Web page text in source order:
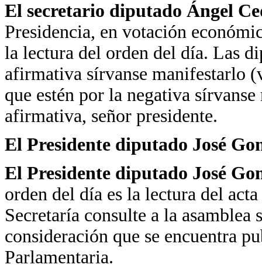
El secretario diputado Ángel
Presidencia, en votación
la lectura del orden del día. Las
afirmativa sírvanse manifestarlo
que estén por la negativa
afirmativa, señor presidente.
El Presidente diputado José
El Presidente diputado José
orden del día es la lectura del
Secretaría consulte a la asamblea
consideración que se encuentra
Parlamentaria.